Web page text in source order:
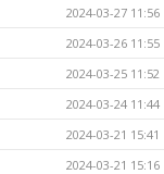
2024-03-27 11:56
2024-03-26 11:55
2024-03-25 11:52
2024-03-24 11:44
2024-03-21 15:41
2024-03-21 15:16